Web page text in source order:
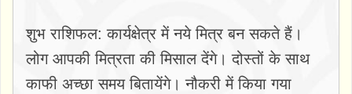
शुभ राशिफल: कार्यक्षेत्र में नये मित्र बन सकते हैं।
लोग आपकी मित्रता की मिसाल देंगे। दोस्तों के साथ
काफी अच्छा समय बितायेंगे। नौकरी में किया गया